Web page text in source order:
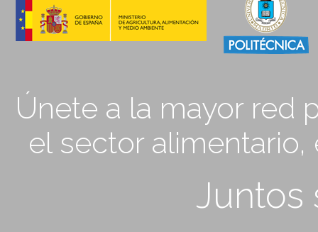
Únete a la mayor red
el sector
Juntos